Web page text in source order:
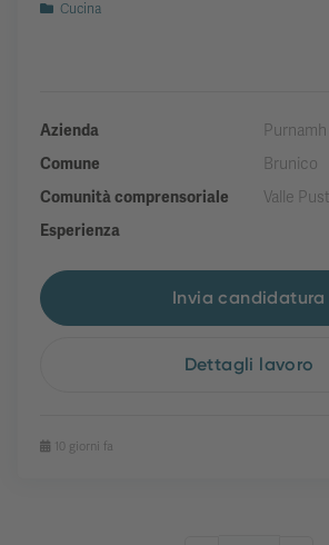
Cucina
Azienda
Comune
Brunico
Comunità comprensoriale
Valle
Esperienza
Invia candidatura
Dettagli lavoro
10 giorni fa